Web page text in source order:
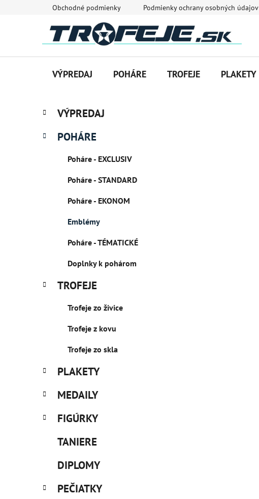
Obchodné podmienky Podmienky ochrany osobných údajov
VÝPREDAJ POHÁRE TROFEJE PLAKETY
B
č
Preskočiť
kategórie
K
a
e
VÝPREDAJ
POHÁRE
Poháre - EXCLUSIV
Poháre - STANDARD
Poháre - EKONOM
Emblémy
Poháre - TÉMATICKÉ
Doplnky k pohárom
TROFEJE
Trofeje zo živice
Trofeje z kovu
Trofeje zo skla
PLAKETY
MEDAILY
FIGÚRKY
TANIERE
DIPLOMY
PEČIATKY